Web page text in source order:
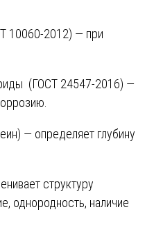
10060-2012) — при
(ГОСТ 24547-2016) —
— определяет глубину
структуру
однородность, наличие